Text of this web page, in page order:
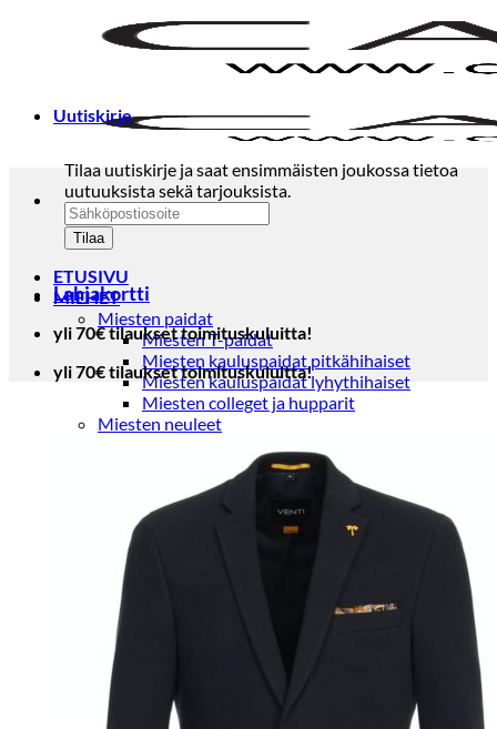
ETUSIVU
MIEHET
Miesten paidat
Miesten T-paidat
Miesten kauluspaidat pitkähihaiset
Miesten kauluspaidat lyhythihaiset
Miesten colleget ja hupparit
Miesten neuleet
Miesten neuletakit
Puvut ja blazerit
Puvut
Puvuntakit ja blazerit
Miesten housut
Miesten asusteet
Solmiot, rusetit ja taskuliinat
Miesten päähineet, huivit ja käsineet
Uutiskirje
Tilaa uutiskirje ja saat ensimmäisten joukossa tietoa
uutuuksista sekä tarjouksista.
Lahjakortti
yli 70€ tilaukset toimituskuluitta!
yli 70€ tilaukset toimituskuluitta!